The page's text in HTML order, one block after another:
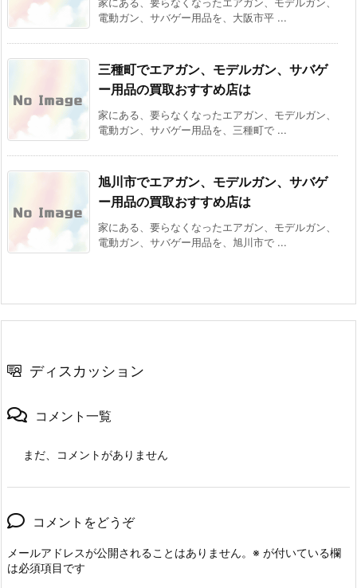
電動ガン、サバゲー用品を、大阪市平 ...
三種町でエアガン、モデルガン、サバゲ
ー用品の買取おすすめ店は
家にある、要らなくなったエアガン、モデルガン、
電動ガン、サバゲー用品を、三種町で ...
旭川市でエアガン、モデルガン、サバゲ
ー用品の買取おすすめ店は
家にある、要らなくなったエアガン、モデルガン、
電動ガン、サバゲー用品を、旭川市で ...
ディスカッション
コメント一覧
まだ、コメントがありません
コメントをどうぞ
メールアドレスが公開されることはありません。 ※ が付いている欄
は必須項目です